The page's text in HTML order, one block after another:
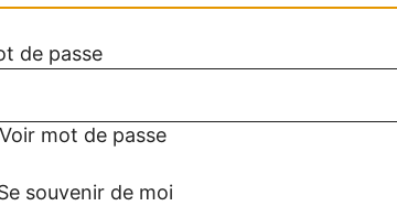
de passe
Voir mot de passe
souvenir de moi